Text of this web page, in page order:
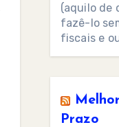
(aquilo de
fazê-lo
fiscais e
Prazo